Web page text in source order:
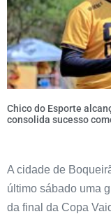
Chico do Esporte
consolida sucesso
A cidade de
último sábado uma
da final da Copa